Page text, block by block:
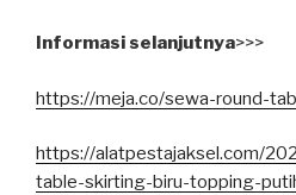
Informasi selanjutnya>>>
https://meja.co/sewa-round-
https://alatpestajaksel.com/
table-skirting-biru-topping-